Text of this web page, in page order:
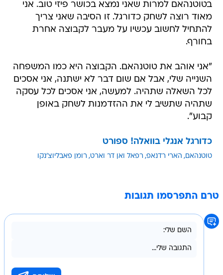
בטוטנהאם למרות שאני נמצא בכושר פיזי טוב. אני
מאוד רוצה לשחק כדורגל. זו הסיבה שאני צריך
להתחיל לחשוב עכשיו על מעבר לקבוצה אחרת
בחורף.
"אני אוהב את טוטנהאם. הקבוצה היא כמו המשפחה
השנייה שלי, אבל אם שום דבר לא ישתנה, אני אסכים
לכל השאלה שתהיה. למעשה, אני אסכים לכל עסקה
שתהיה שתשיב לי את ההזדמנות לשחק באופן
קבוע".
כדורגל אנגלי בוואלה! ספורט
טוטנהאם הארי רדנאפ רפאל ואן דר וארט רומן פאבליוצ'נקו
טרם התפרסמו תגובות